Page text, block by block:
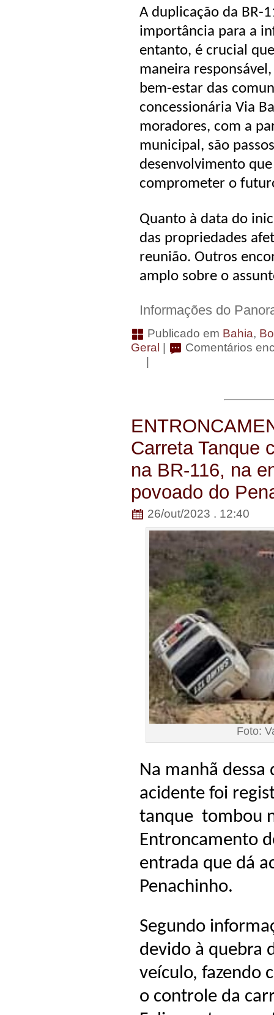
A duplicação da BR-
importância para a
entanto, é crucial
maneira
bem-estar das
concessionária Via
moradores, com a
municipal, são
desenvolvimento
comprometer o
Quanto à data do
das propriedades
reunião. Outros
amplo sobre o
Informações do
Publicado em Bahia,
Geral
Comentários
Carreta Tanque
na BR-116, na
povoado do
26/out/2023 . 12:40
Foto:
Na manhã
acidente foi
tanque tombou
Entroncamento
entrada que dá
Penachinho.
Segundo
devido à quebra
veículo, fazendo
o controle da